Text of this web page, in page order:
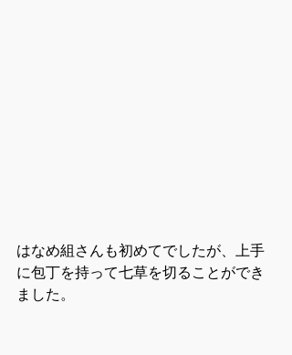
はなめ組さんも初めてでしたが、上手
に包丁を持って七草を切ることができ
ました。